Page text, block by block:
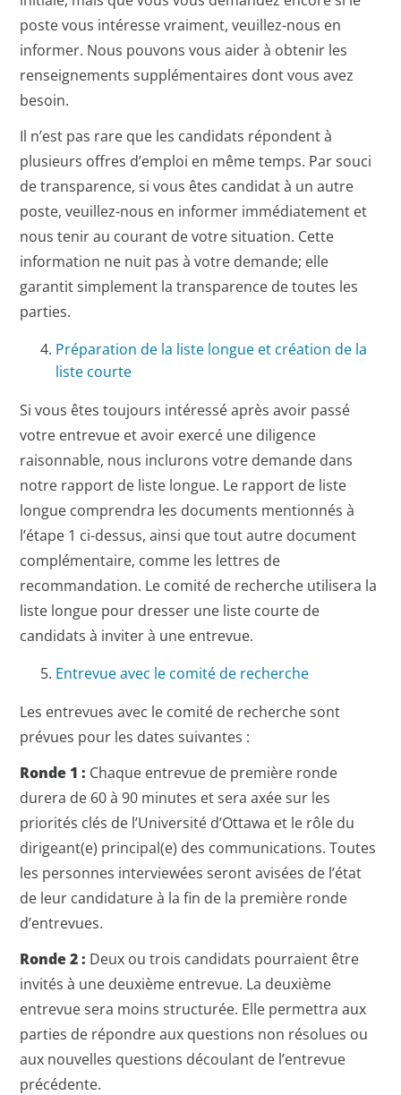
poste vous intéresse vraiment, veuillez-nous en
informer. Nous pouvons vous aider à obtenir les
renseignements supplémentaires dont vous avez
besoin.
Il n’est pas rare que les candidats répondent à
plusieurs offres d’emploi en même temps. Par souci
de transparence, si vous êtes candidat à un autre
poste, veuillez-nous en informer immédiatement et
nous tenir au courant de votre situation. Cette
information ne nuit pas à votre demande; elle
garantit simplement la transparence de toutes les
parties.
Préparation de la liste longue et création de la
liste courte
Si vous êtes toujours intéressé après avoir passé
votre entrevue et avoir exercé une diligence
raisonnable, nous inclurons votre demande dans
notre rapport de liste longue. Le rapport de liste
longue comprendra les documents mentionnés à
l’étape 1 ci-dessus, ainsi que tout autre document
complémentaire, comme les lettres de
recommandation. Le comité de recherche utilisera la
liste longue pour dresser une liste courte de
candidats à inviter à une entrevue.
Entrevue avec le comité de recherche
Les entrevues avec le comité de recherche sont
prévues pour les dates suivantes :
Ronde 1 : Chaque entrevue de première ronde
durera de 60 à 90 minutes et sera axée sur les
priorités clés de l’Université d’Ottawa et le rôle du
dirigeant(e) principal(e) des communications. Toutes
les personnes interviewées seront avisées de l’état
de leur candidature à la fin de la première ronde
d’entrevues.
Ronde 2 : Deux ou trois candidats pourraient être
invités à une deuxième entrevue. La deuxième
entrevue sera moins structurée. Elle permettra aux
parties de répondre aux questions non résolues ou
aux nouvelles questions découlant de l’entrevue
précédente.